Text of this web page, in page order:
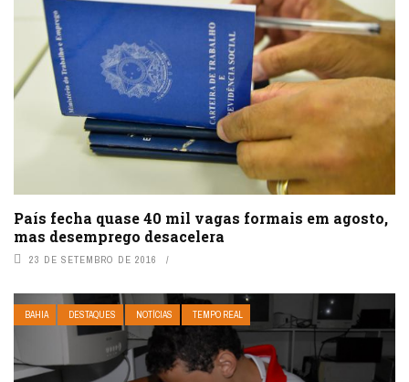
País fecha quase 40 mil vagas formais em agosto,
mas desemprego desacelera
23 DE SETEMBRO DE 2016
BAHIA DESTAQUES NOTÍCIAS TEMPO REAL